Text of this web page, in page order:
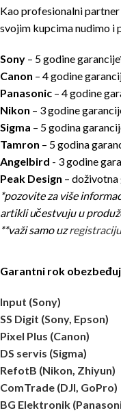
Kao profesionalni
svojim kupcima nudimo i
Sony – 5 godine
Canon – 4 godine
Panasonic – 4 godine
Nikon – 3 godine
Sigma – 5 godina
Tamron – 5 godina
Angelbird - 3 godine
Peak Design –
*pozovite za više
artikli učestvuju u
**važi samo uzregistraciju
Garantni rok
Input (Sony)
SS Digit (Sony, Epson)
Pixel Plus (Canon)
DS servis (Sigma)
RefotB (Nikon, Zhiyun)
ComTrade (DJI, GoPro)
BG Elektronik